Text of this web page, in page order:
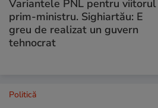
Variantele PNL pentru viitorul
prim-ministru. Sighiartău: E
greu de realizat un guvern
tehnocrat
Politică